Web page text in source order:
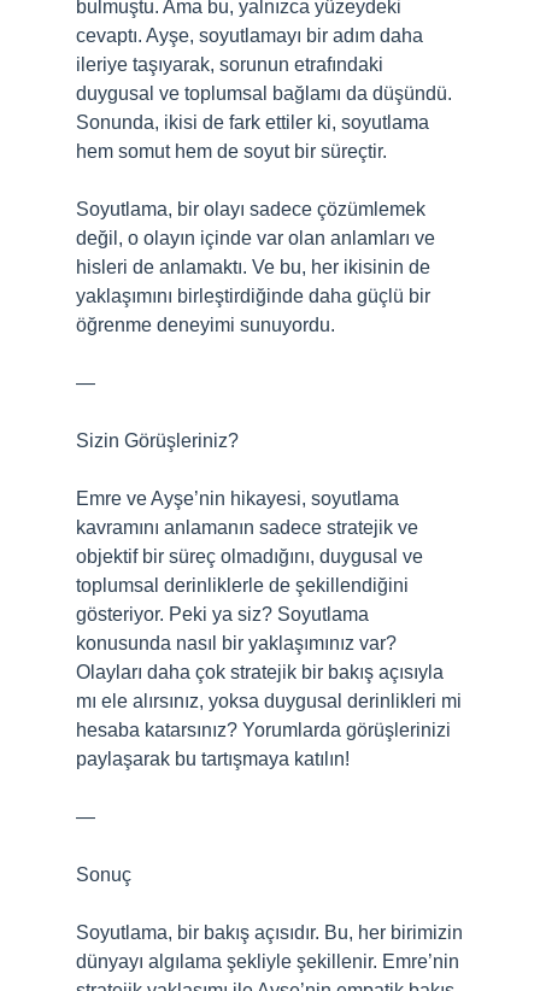
bulmuştu. Ama bu, yalnızca yüzeydeki
cevaptı. Ayşe, soyutlamayı bir adım daha
ileriye taşıyarak, sorunun etrafındaki
duygusal ve toplumsal bağlamı da düşündü.
Sonunda, ikisi de fark ettiler ki, soyutlama
hem somut hem de soyut bir süreçtir.
Soyutlama, bir olayı sadece çözümlemek
değil, o olayın içinde var olan anlamları ve
hisleri de anlamaktı. Ve bu, her ikisinin de
yaklaşımını birleştirdiğinde daha güçlü bir
öğrenme deneyimi sunuyordu.
—
Sizin Görüşleriniz?
Emre ve Ayşe’nin hikayesi, soyutlama
kavramını anlamanın sadece stratejik ve
objektif bir süreç olmadığını, duygusal ve
toplumsal derinliklerle de şekillendiğini
gösteriyor. Peki ya siz? Soyutlama
konusunda nasıl bir yaklaşımınız var?
Olayları daha çok stratejik bir bakış açısıyla
mı ele alırsınız, yoksa duygusal derinlikleri mi
hesaba katarsınız? Yorumlarda görüşlerinizi
paylaşarak bu tartışmaya katılın!
—
Sonuç
Soyutlama, bir bakış açısıdır. Bu, her birimizin
dünyayı algılama şekliyle şekillenir. Emre’nin